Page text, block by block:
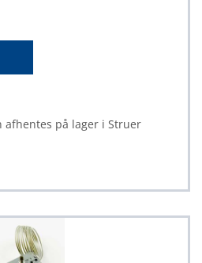
afhentes på lager i Struer